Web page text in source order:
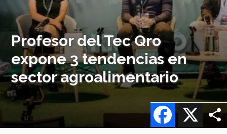
Profesor del Tec Qro
expone 3 tendencias en
sector agroalimentario
X
Facebook